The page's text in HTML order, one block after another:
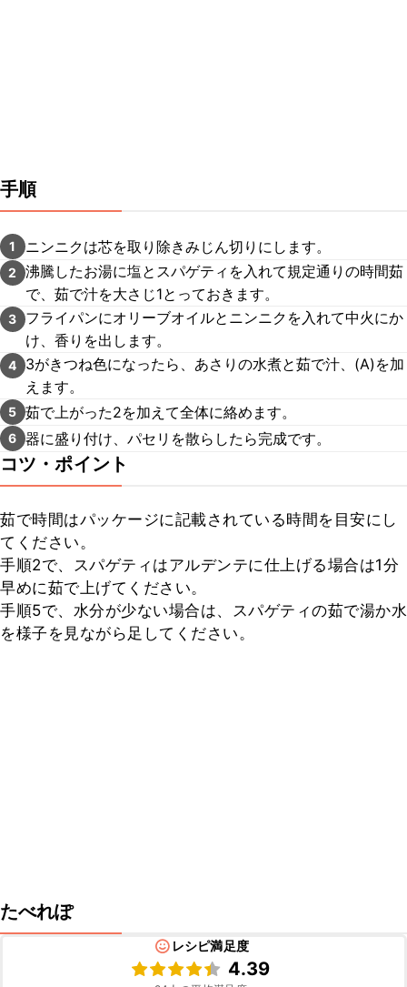
手順
1 ニンニクは芯を取り除きみじん切りにします。
2
沸騰したお湯に塩とスパゲティを入れて規定通りの時間茹
で、茹で汁を大さじ1とっておきます。
3
フライパンにオリーブオイルとニンニクを入れて中火にか
け、香りを出します。
4
3がきつね色になったら、あさりの水煮と茹で汁、(A)を加
えます。
5 茹で上がった2を加えて全体に絡めます。
6 器に盛り付け、パセリを散らしたら完成です。
コツ・ポイント
茹で時間はパッケージに記載されている時間を目安にし
てください。
手順2で、スパゲティはアルデンテに仕上げる場合は1分
早めに茹で上げてください。
手順5で、水分が少ない場合は、スパゲティの茹で湯か水
を様子を見ながら足してください。
たべれぽ
レシピ満足度
4.39